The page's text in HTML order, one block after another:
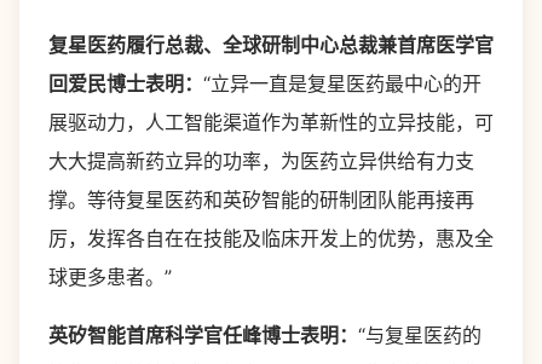
复星医药履行总裁、全球研制中心总裁兼首席医学官
回爱民博士表明： “立异一直是复星医药最中心的开
展驱动力，人工智能渠道作为革新性的立异技能，可
大大提高新药立异的功率，为医药立异供给有力支
撑。等待复星医药和英矽智能的研制团队能再接再
厉，发挥各自在在技能及临床开发上的优势，惠及全
球更多患者。”
英矽智能首席科学官任峰博士表明： “与复星医药的